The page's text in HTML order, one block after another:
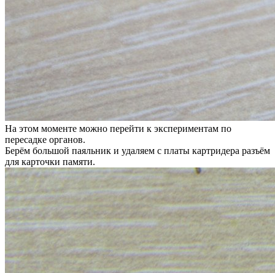
На этом моменте можно перейти к экспериментам по
пересадке органов.
Берём большой паяльник и удаляем с платы картридера разъём
для карточки памяти.